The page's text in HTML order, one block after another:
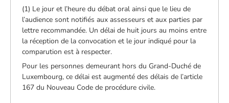
(1) Le jour et l’heure du débat oral ainsi que le lieu de
l’audience sont notifiés aux assesseurs et aux parties par
lettre recommandée. Un délai de huit jours au moins entre
la réception de la convocation et le jour indiqué pour la
comparution est à respecter.
Pour les personnes demeurant hors du Grand-Duché de
Luxembourg, ce délai est augmenté des délais de l’article
167 du Nouveau Code de procédure civile.